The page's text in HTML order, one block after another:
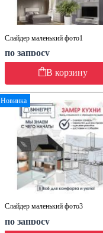
Слайдер маленький фото1
по запросу
В корзину
Новинка
Слайдер маленький фото3
по запросу